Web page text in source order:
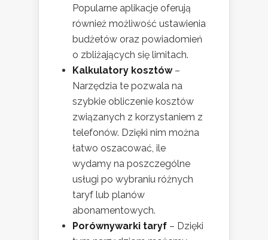
Popularne aplikacje oferują
również możliwość ustawienia
budżetów oraz powiadomień
o zbliżających się limitach.
Kalkulatory kosztów–
Narzędzia te pozwala na
szybkie obliczenie kosztów
związanych z korzystaniem z
telefonów. Dzięki nim można
łatwo oszacować, ile
wydamy na poszczególne
usługi po wybraniu różnych
taryf lub planów
abonamentowych.
Porównywarki taryf – Dzięki